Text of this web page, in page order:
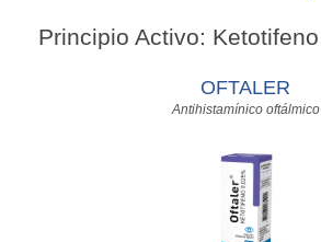
Principio Activo: Ketotifeno
OFTALER
Antihistamínico oftálmico